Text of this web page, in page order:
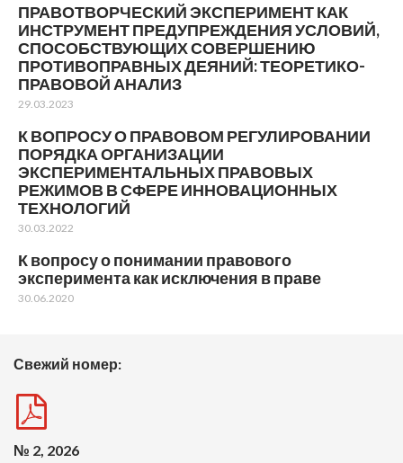
Свежий номер:
№ 2, 2026
ПРАВОТВОРЧЕСКИЙ ЭКСПЕРИМЕНТ КАК
ИНСТРУМЕНТ ПРЕДУПРЕЖДЕНИЯ УСЛОВИЙ,
СПОСОБСТВУЮЩИХ СОВЕРШЕНИЮ
ПРОТИВОПРАВНЫХ ДЕЯНИЙ: ТЕОРЕТИКО-
ПРАВОВОЙ АНАЛИЗ
29.03.2023
К ВОПРОСУ О ПРАВОВОМ РЕГУЛИРОВАНИИ
ПОРЯДКА ОРГАНИЗАЦИИ
ЭКСПЕРИМЕНТАЛЬНЫХ ПРАВОВЫХ
РЕЖИМОВ В СФЕРЕ ИННОВАЦИОННЫХ
ТЕХНОЛОГИЙ
30.03.2022
К вопросу о понимании правового
эксперимента как исключения в праве
30.06.2020